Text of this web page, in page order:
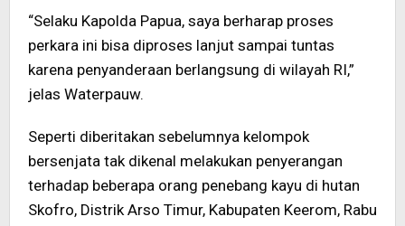
“Selaku Kapolda Papua, saya berharap proses
perkara ini bisa diproses lanjut sampai tuntas
karena penyanderaan berlangsung di wilayah RI,”
jelas Waterpauw.
Seperti diberitakan sebelumnya kelompok
bersenjata tak dikenal melakukan penyerangan
terhadap beberapa orang penebang kayu di hutan
Skofro, Distrik Arso Timur, Kabupaten Keerom, Rabu